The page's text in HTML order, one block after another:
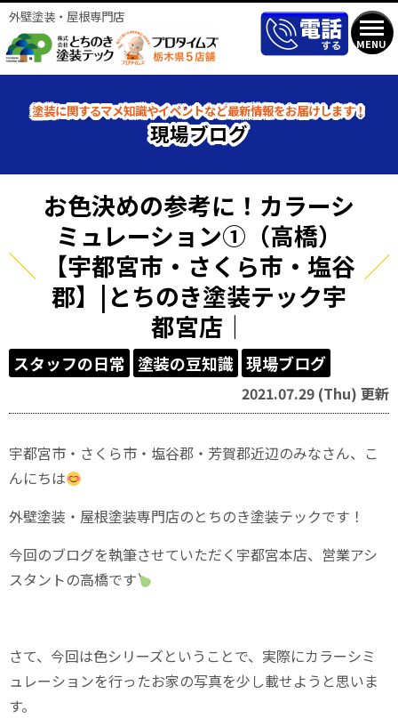
MENU
外壁塗装・屋根専門店
塗装に関するマメ知識やイベントなど最新情報をお届けします！
現場ブログ
お色決めの参考に！カラーシ
ミュレーション①（高橋）
【宇都宮市・さくら市・塩谷
郡】|とちのき塗装テック宇
都宮店｜
スタッフの日常 塗装の豆知識 現場ブログ
2021.07.29 (Thu) 更新
宇都宮市・さくら市・塩谷郡・芳賀郡近辺のみなさん、こ
んにちは
外壁塗装・屋根塗装専門店のとちのき塗装テックです！
今回のブログを執筆させていただく宇都宮本店、営業アシ
スタントの高橋です
さて、今回は色シリーズということで、実際にカラーシミ
ュレーションを行ったお家の写真を少し載せようと思いま
す。